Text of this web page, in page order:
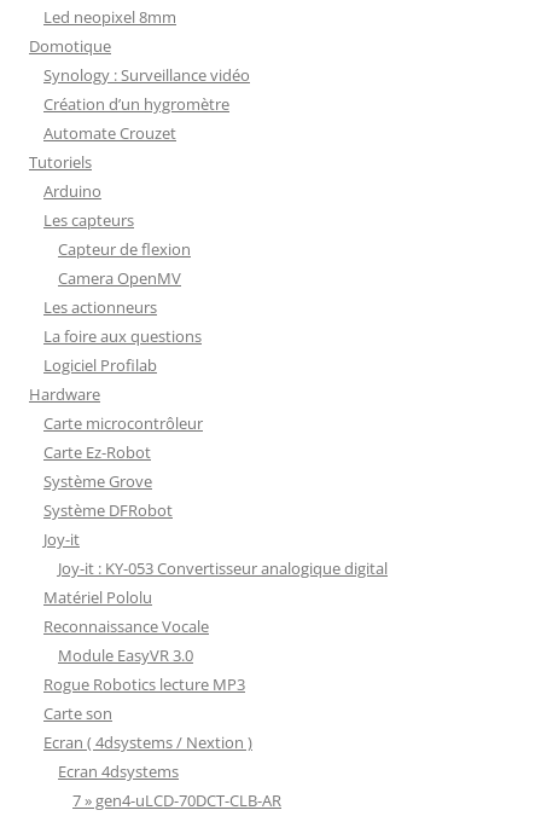
Led neopixel 8mm
Domotique
Synology : Surveillance vidéo
Création d’un hygromètre
Automate Crouzet
Tutoriels
Arduino
Les capteurs
Capteur de flexion
Camera OpenMV
Les actionneurs
La foire aux questions
Logiciel Profilab
Hardware
Carte microcontrôleur
Carte Ez-Robot
Système Grove
Système DFRobot
Joy-it
Joy-it : KY-053 Convertisseur analogique digital
Matériel Pololu
Reconnaissance Vocale
Module EasyVR 3.0
Rogue Robotics lecture MP3
Carte son
Ecran ( 4dsystems / Nextion )
Ecran 4dsystems
7 » gen4-uLCD-70DCT-CLB-AR